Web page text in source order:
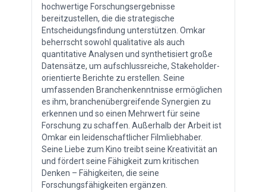
hochwertige Forschungsergebnisse
bereitzustellen, die die strategische
Entscheidungsfindung unterstützen. Omkar
beherrscht sowohl qualitative als auch
quantitative Analysen und synthetisiert große
Datensätze, um aufschlussreiche, Stakeholder-
orientierte Berichte zu erstellen. Seine
umfassenden Branchenkenntnisse ermöglichen
es ihm, branchenübergreifende Synergien zu
erkennen und so einen Mehrwert für seine
Forschung zu schaffen. Außerhalb der Arbeit ist
Omkar ein leidenschaftlicher Filmliebhaber.
Seine Liebe zum Kino treibt seine Kreativität an
und fördert seine Fähigkeit zum kritischen
Denken – Fähigkeiten, die seine
Forschungsfähigkeiten ergänzen.